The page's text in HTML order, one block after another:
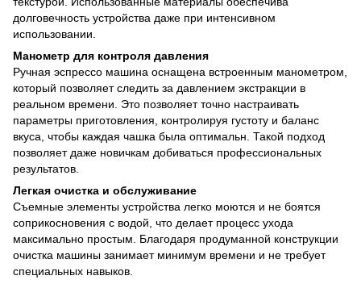
долговечность устройства даже при интенсивном
использовании.
Манометр для контроля давления
Ручная эспрессо машина оснащена встроенным манометром,
который позволяет следить за давлением экстракции в
реальном времени. Это позволяет точно настраивать
параметры приготовления, контролируя густоту и баланс
вкуса, чтобы каждая чашка была оптимальн. Такой подход
позволяет даже новичкам добиваться профессиональных
результатов.
Легкая очистка и обслуживание
Съемные элементы устройства легко моются и не боятся
соприкосновения с водой, что делает процесс ухода
максимально простым. Благодаря продуманной конструкции
очистка машины занимает минимум времени и не требует
специальных навыков.